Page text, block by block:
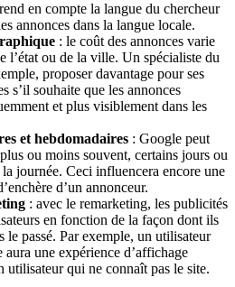
en compte la langue du chercheur
annonces dans la langue locale.
: le coût des annonces varie
l’état ou de la ville. Un spécialiste du
proposer davantage pour ses
s’il souhaite que les annonces
et plus visiblement dans les
et hebdomadaires : Google peut
ou moins souvent, certains jours ou
journée. Ceci influencera encore une
d’un annonceur.
: avec le remarketing, les publicités
en fonction de la façon dont ils
le passé. Par exemple, un utilisateur
une expérience d’affichage
utilisateur qui ne connaît pas le site.